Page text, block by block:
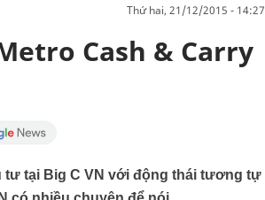
thứ hai, 21/12/2015 - 14:27
Cash & Carry
tại Big C VN với động thái tương tự